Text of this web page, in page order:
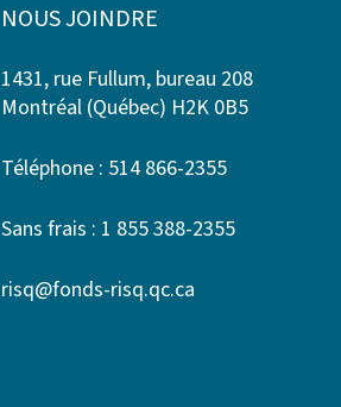
NOUS JOINDRE
1431, rue Fullum, bureau 208
Montréal (Québec) H2K 0B5
Téléphone : 514 866-2355
Sans frais : 1 855 388-2355
risq@fonds-risq.qc.ca